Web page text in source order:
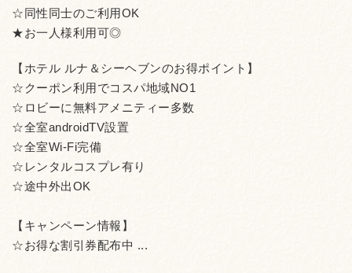
☆同性同士のご利用OK
★お一人様利用可◎
【ホテル ルナ＆シーヘブンのお得ポイント】
☆クーポン利用でコスパ地域NO1
☆ロビーに無料アメニティー多数
☆全室androidTV設置
☆全室Wi-Fi完備
☆レンタルコスプレ有り
☆途中外出OK
【キャンペーン情報】
☆お得な割引券配布中 ...